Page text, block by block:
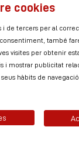
twitter
a facebook
a ticktok
Link a
Ús de
cookies
i de tercers per al
també
visites per obtenir
i mostrar publicitat
hàbits de navegació.